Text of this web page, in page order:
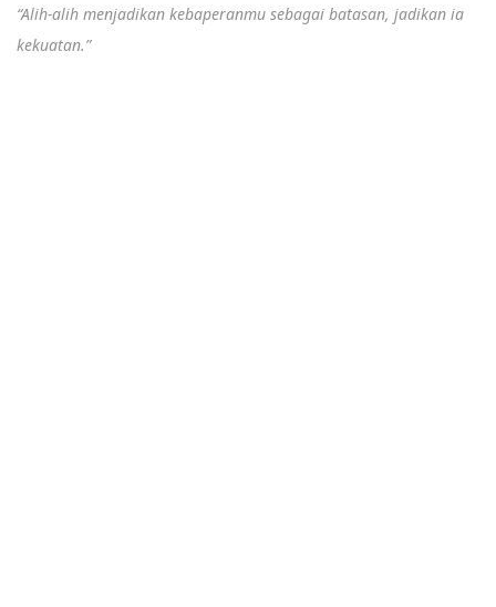
“Alih-alih menjadikan kebaperanmu sebagai batasan, jadikan ia
kekuatan.”